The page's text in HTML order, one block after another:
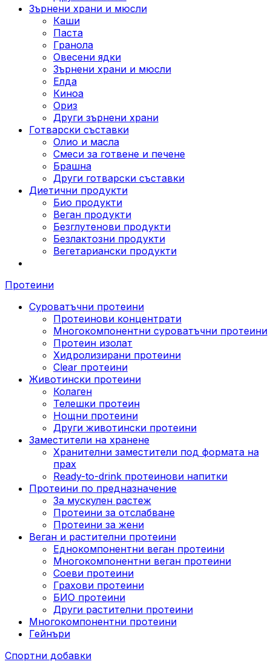
Зърнени храни и мюсли
Каши
Паста
Гранола
Овесени ядки
Зърнени храни и мюсли
Елда
Киноа
Ориз
Други зърнени храни
Готварски съставки
Олио и масла
Смеси за готвене и печене
Брашна
Други готварски съставки
Диетични продукти
Био продукти
Веган продукти
Безглутенови продукти
Безлактозни продукти
Вегетариански продукти
Протеини
Суроватъчни протеини
Протеинови концентрати
Многокомпонентни суроватъчни протеини
Протеин изолат
Хидролизирани протеини
Clear протеини
Животински протеини
Колаген
Телешки протеин
Нощни протеини
Други животински протеини
Заместители на хранене
Хранителни заместители под формата на
прах
Ready-to-drink протеинови напитки
Протеини по предназначение
За мускулен растеж
Протеини за отслабване
Протеини за жени
Веган и растителни протеини
Еднокомпонентни веган протеини
Многокомпонентни веган протеини
Соеви протеини
Грахови протеини
БИО протеини
Други растителни протеини
Многокомпонентни протеини
Гейнъри
Спортни добавки